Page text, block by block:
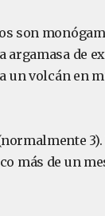
son
argamasa de
un volcán en
más de un